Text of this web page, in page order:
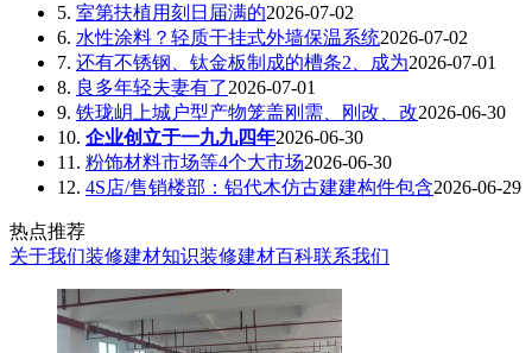
5. 室第扶植用刻日届满的2026-07-02
6. 水性涂料？轻质干挂式外墙保温系统2026-07-02
7. 还有不锈钢、钛金板制成的槽条2、成为2026-07-01
8. 良多年轻夫妻有了2026-07-01
9. 铁珑岄上城户型产物笼盖刚需、刚改、改2026-06-30
10. 企业创立于一九九四年2026-06-30
11. 粉饰材料市场等4个大市场2026-06-30
12. 4S店/售销楼部：铝代木仿古建建构件包含2026-06-29
热点推荐
关于我们装修建材知识装修建材百科联系我们